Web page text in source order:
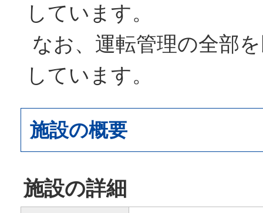
しています。
なお、運転管理の全部
しています。
施設の概要
施設の詳細